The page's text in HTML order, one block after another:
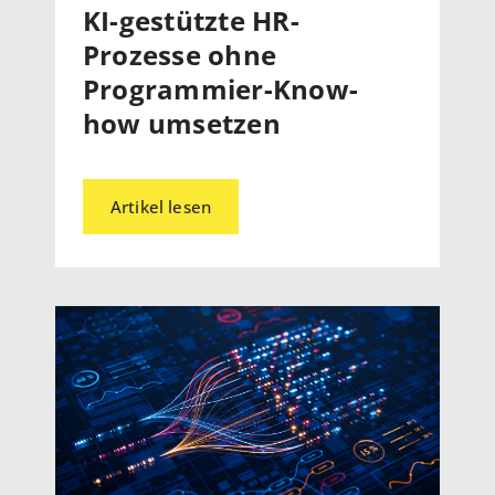
KI-gestützte HR-
Prozesse ohne
Programmier-Know-
how umsetzen
Artikel lesen